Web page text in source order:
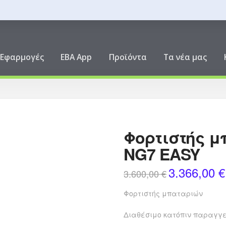
Εφαρμογές EBA App Προϊόντα Τα νέα μας
Φορτιστής
NG7 EASY
3.600,00€ Original
price
3.600,00 €.
3.366,00€Η
Φορτιστής μπαταριών
Διαθέσιμο κατόπιν